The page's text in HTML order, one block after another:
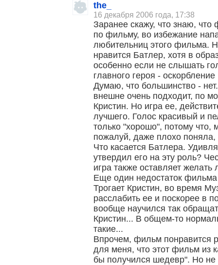
the_
16 декабря 2006 года, 17:38
Заранее скажу, что знаю,
по фильму, во избежание
любительниц этого фильма.
нравится Батлер, хотя в
особенно если не слышать
главного героя -
Думаю, что большинство -
внешне очень подходит, по
Кристин. Но игра ее,
лучшего. Голос красивый и
только "хорошо", потому что,
пожалуй, даже плохо поняла,
Что касается Батлера.
утвердил его на эту роль?
игра также оставляет желать
Еще один недостаток фильма
Трогает Кристин, во время
расслабить ее и поскорее в
вообще научился так
Кристин... В общем-то
такие...
Впрочем, фильм понравится
для меня, что этот фильм из
бы получился шедевр". Но не